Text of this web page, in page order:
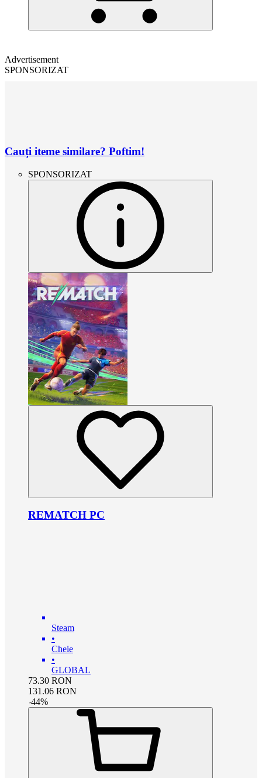
Advertisement
SPONSORIZAT
Cauți iteme similare? Poftim!
SPONSORIZAT
REMATCH PC
Steam
•
Cheie
•
GLOBAL
73.30 RON
131.06 RON
-44%